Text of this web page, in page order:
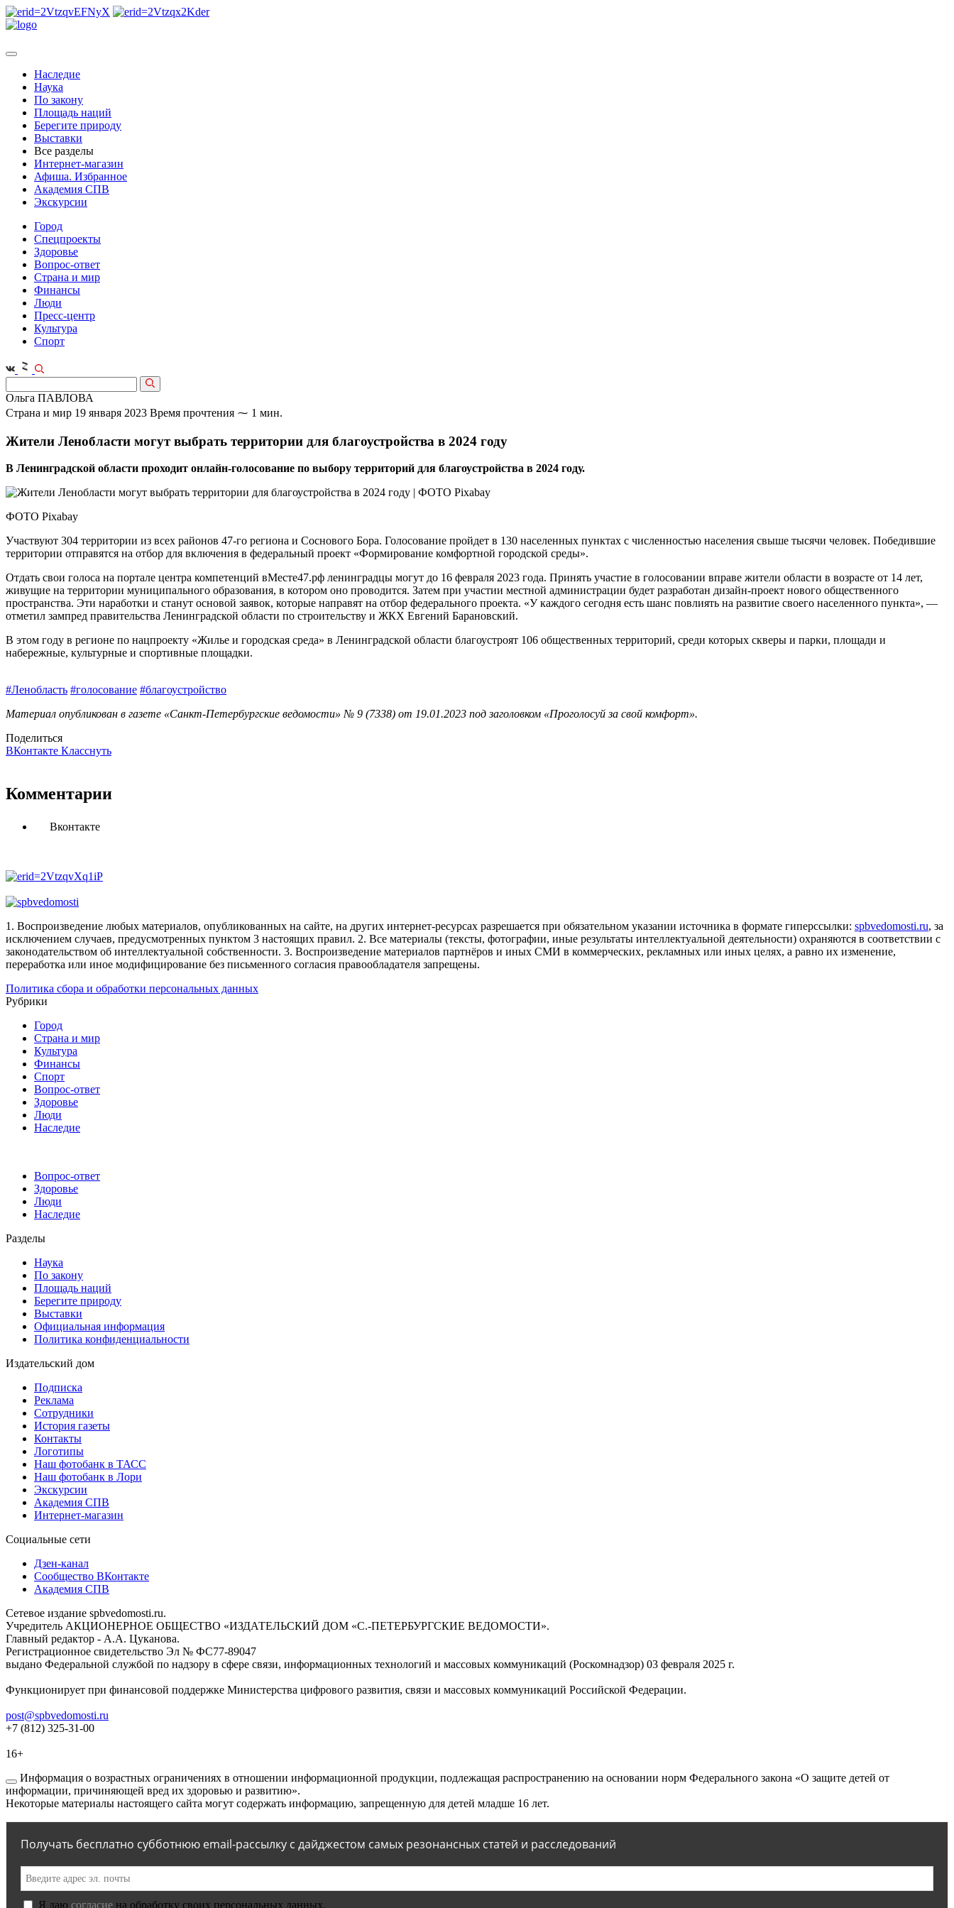
Наследие
Наука
По закону
Площадь наций
Берегите природу
Выставки
Все разделы
Интернет-магазин
Афиша. Избранное
Академия СПВ
Экскурсии
Город
Спецпроекты
Здоровье
Вопрос-ответ
Страна и мир
Финансы
Люди
Пресс-центр
Культура
Спорт
Ольга ПАВЛОВА
Страна и мир 19 января 2023 Время прочтения ⁓ 1 мин.
Жители Ленобласти могут выбрать территории для благоустройства в 2024 году
В Ленинградской области проходит онлайн-голосование по выбору территорий для благоустройства в 2024 году.
ФОТО Pixabay
Участвуют 304 территории из всех районов 47‑го региона и Соснового Бора. Голосование пройдет в 130 населенных пунктах с численностью населения свыше тысячи человек. Победившие
территории отправятся на отбор для включения в федеральный проект «Формирование комфортной городской среды».
Отдать свои голоса на портале центра компетенций вМесте47.рф ленинградцы могут до 16 февраля 2023 года. Принять участие в голосовании вправе жители области в возрасте от 14 лет,
живущие на территории муниципального образования, в котором оно проводится. Затем при участии местной администрации будет разработан дизайн-проект нового общественного
пространства. Эти наработки и станут основой ­заявок, которые направят на отбор федерального проекта. «У каждого сегодня есть шанс повлиять на развитие своего населенного пункта», —
отметил зампред правительства Ленинградской области по строительству и ЖКХ Евгений Барановский.
В этом году в регионе по нацпроекту «Жилье и городская среда» в Ленинградской области благо­устроят 106 общественных территорий, среди которых скверы и парки, площади и
набережные, культурные и спортивные площадки.
#Ленобласть #голосование #благоустройство
Материал опубликован в газете «Санкт-Петербургские ведомости» № 9 (7338) от 19.01.2023 под заголовком «Проголосуй за свой комфорт».
Поделиться
ВКонтакте Класснуть
Комментарии
Вконтакте
1. Воспроизведение любых материалов, опубликованных на сайте, на других интернет-ресурсах разрешается при обязательном указании источника в формате гиперссылки: spbvedomosti.ru, за
исключением случаев, предусмотренных пунктом 3 настоящих правил. 2. Все материалы (тексты, фотографии, иные результаты интеллектуальной деятельности) охраняются в соответствии с
законодательством об интеллектуальной собственности. 3. Воспроизведение материалов партнёров и иных СМИ в коммерческих, рекламных или иных целях, а равно их изменение,
переработка или иное модифицирование без письменного согласия правообладателя запрещены.
Политика сбора и обработки персональных данных
Рубрики
Город
Страна и мир
Культура
Финансы
Спорт
Вопрос-ответ
Здоровье
Люди
Наследие
Вопрос-ответ
Здоровье
Люди
Наследие
Разделы
Наука
По закону
Площадь наций
Берегите природу
Выставки
Официальная информация
Политика конфиденциальности
Издательский дом
Подписка
Реклама
Сотрудники
История газеты
Контакты
Логотипы
Наш фотобанк в ТАСС
Наш фотобанк в Лори
Экскурсии
Академия СПВ
Интернет-магазин
Социальные сети
Дзен-канал
Сообщество ВКонтакте
Академия СПВ
Сетевое издание spbvedomosti.ru.
Учредитель АКЦИОНЕРНОЕ ОБЩЕСТВО «ИЗДАТЕЛЬСКИЙ ДОМ «С.-ПЕТЕРБУРГСКИЕ ВЕДОМОСТИ».
Главный редактор - А.А. Цуканова.
Регистрационное свидетельство Эл № ФС77-89047
выдано Федеральной службой по надзору в сфере связи, информационных технологий и массовых коммуникаций (Роскомнадзор) 03 февраля 2025 г.
Функционирует при финансовой поддержке Министерства цифрового развития, связи и массовых коммуникаций Российской Федерации.
post@spbvedomosti.ru
+7 (812) 325-31-00
16+
Информация о возрастных ограничениях в отношении информационной продукции, подлежащая распространению на основании норм Федерального закона «О защите детей от
информации, причиняющей вред их здоровью и развитию».
Некоторые материалы настоящего сайта могут содержать информацию, запрещенную для детей младше 16 лет.
Получать бесплатно субботнюю email-рассылку с дайджестом самых резонансных статей и расследований
Я даю согласие на обработку своих персональных данных.